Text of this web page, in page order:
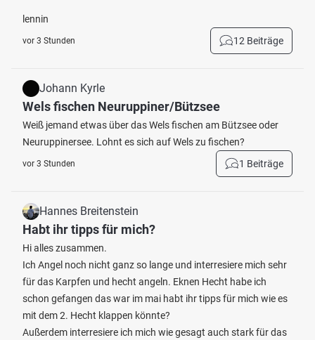
lennin
vor 3 Stunden 12 Beiträge
Johann Kyrle
Wels fischen Neuruppiner/Bützsee
Weiß jemand etwas über das Wels fischen am Bützsee oder
Neuruppinersee. Lohnt es sich auf Wels zu fischen?
vor 3 Stunden 1 Beiträge
Hannes Breitenstein
Habt ihr tipps für mich?
Hi alles zusammen.
Ich Angel noch nicht ganz so lange und interresiere mich sehr
für das Karpfen und hecht angeln. Eknen Hecht habe ich
schon gefangen das war im mai habt ihr tipps für mich wie es
mit dem 2. Hecht klappen könnte?
Außerdem interresiere ich mich wie gesagt auch stark für das